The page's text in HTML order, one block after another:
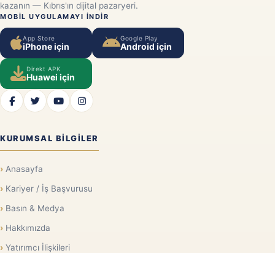
kazanın — Kıbrıs'ın dijital pazaryeri.
MOBIL UYGULAMAYI INDIR
App Store
iPhone için
Google Play
Android için
Direkt APK
Huawei için
KURUMSAL BILGILER
Anasayfa
Kariyer / İş Başvurusu
Basın & Medya
Hakkımızda
Yatırımcı İlişkileri